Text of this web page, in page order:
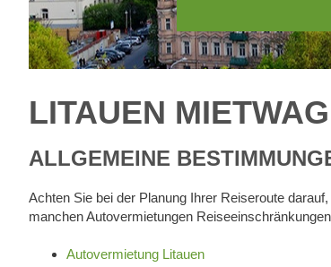
LITAUEN
ALLGEMEINE
Achten Sie bei der Planung Ihrer Reiseroute
manchen Autovermietungen
Autovermietung Litauen